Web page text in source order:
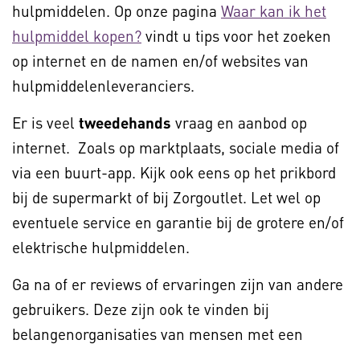
hulpmiddelen. Op onze pagina Waar kan ik het
hulpmiddel kopen? vindt u tips voor het zoeken
op internet en de namen en/of websites van
hulpmiddelenleveranciers.
Er is veel tweedehands vraag en aanbod op
internet. Zoals op marktplaats, sociale media of
via een buurt-app. Kijk ook eens op het prikbord
bij de supermarkt of bij Zorgoutlet. Let wel op
eventuele service en garantie bij de grotere en/of
elektrische hulpmiddelen.
Ga na of er reviews of ervaringen zijn van andere
gebruikers. Deze zijn ook te vinden bij
belangenorganisaties van mensen met een